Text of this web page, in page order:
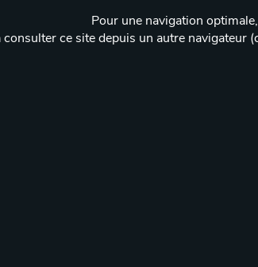
Pour une navigation optimale,
ce site depuis un autre navigateur